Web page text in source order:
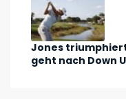
Jones
geht nach Down